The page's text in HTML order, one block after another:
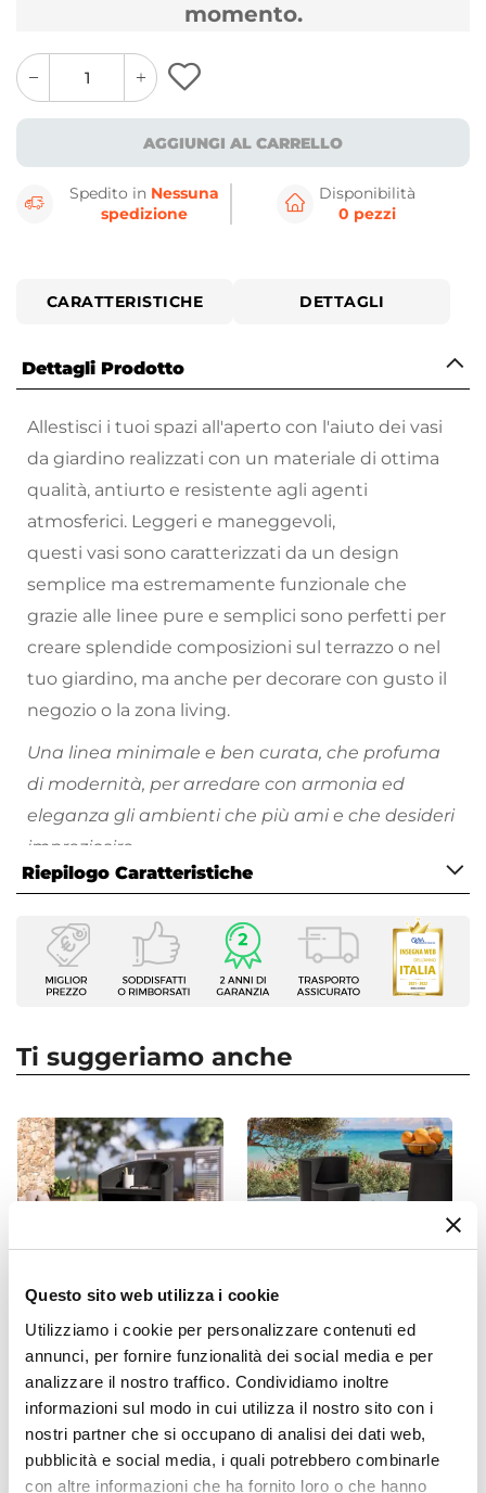
Questo sito web utilizza i cookie
Utilizziamo i cookie per personalizzare contenuti ed
annunci, per fornire funzionalità dei social media e per
analizzare il nostro traffico. Condividiamo inoltre
informazioni sul modo in cui utilizza il nostro sito con i
nostri partner che si occupano di analisi dei dati web,
pubblicità e social media, i quali potrebbero combinarle
con altre informazioni che ha fornito loro o che hanno
momento.
quantity
button
quantity
minus
button
AGGIUNGI AL CARRELLO
Spedito in Nessuna
spedizione
Disponibilità
0 pezzi
CARATTERISTICHE DETTAGLI
Dettagli Prodotto
Allestisci i tuoi spazi all'aperto con l'aiuto dei vasi
da giardino realizzati con un materiale di ottima
qualità, antiurto e resistente agli agenti
atmosferici. Leggeri e maneggevoli,
questi vasi sono caratterizzati da un design
semplice ma estremamente funzionale che
grazie alle linee pure e semplici sono perfetti per
creare splendide composizioni sul terrazzo o nel
tuo giardino, ma anche per decorare con gusto il
negozio o la zona living.
Una linea minimale e ben curata, che profuma
di modernità, per arredare con armonia ed
eleganza gli ambienti che più ami e che desideri
impreziosire.
Scopri tutti i vasi da giardino disponibili e divertiti
a riempire i tuoi spazi all'aperto di piante e fiori
colorati!
Riepilogo Caratteristiche
Caratteristiche
Tipologia
Vaso
Dimensioni
Altezza
39 cm
Colore
Finitura
Polietilene
Installazione
Foro Drenaggio
Presente
Ti suggeriamo anche
CODICE:BC-3BN
Bancone da reception curvo
in polietilene grafite - Sparly
€ 340,00
CODICE:BAC-1NR
Sgabello alto da giardino in
polietilene grafite - Codeine
€ 141,00